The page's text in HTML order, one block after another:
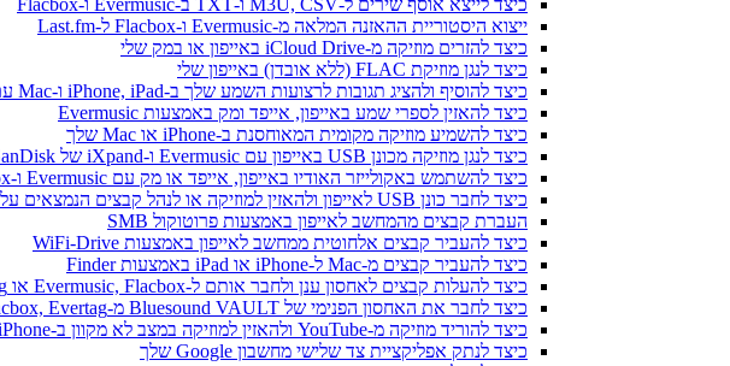
כיצד לייצא אוסף שירים ל-M3U, CSV ו-TXT ב-Evermusic ו-Flacbox
ייצוא היסטוריית ההאזנה המלאה מ-Evermusic ו-Flacbox ל-Last.fm
כיצד להזרים מוזיקה מ-iCloud Drive באייפון או במק שלי
כיצד לנגן מוזיקת FLAC (ללא אובדן) באייפון שלי
כיצד להוסיף ולהציג תגובות לרצועות השמע שלך ב-iPhone, iPad ו-Mac עם Evermusic ו-Flacbox
כיצד להאזין לספרי שמע באייפון, אייפד ומק באמצעות Evermusic
כיצד להשמיע מוזיקה מקומית המאוחסנת ב-iPhone או Mac שלך
כיצד לנגן מוזיקה מכונן USB באייפון עם Evermusic ו-iXpand של SanDisk
כיצד להשתמש באקולייזר האודיו באייפון, אייפד או מק עם Evermusic ו-Flacbox
כיצד לחבר כונן USB לאייפון ולהאזין למוזיקה או לנהל קבצים הנמצאים עליו
העברת קבצים מהמחשב לאייפון באמצעות פרוטוקול SMB
כיצד להעביר קבצים אלחוטית ממחשב לאייפון באמצעות WiFi-Drive
כיצד להעביר קבצים מ-Mac ל-iPhone או iPad באמצעות Finder
כיצד להעלות קבצים לאחסון ענן ולחבר אותם ל-Evermusic, Flacbox או Evertag
כיצד לחבר את האחסון הפנימי של Bluesound VAULT מ-Evermusic, Flacbox, Evertag
כיצד להוריד מוזיקה מ-YouTube ולהאזין למוזיקה במצב לא מקוון ב-iPhone
כיצד לנתק אפליקציית צד שלישי מחשבון Google שלך